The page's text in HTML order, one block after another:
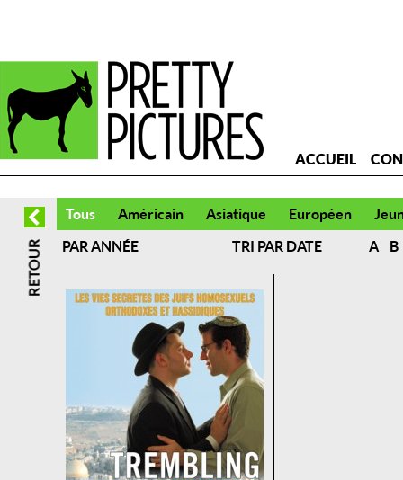
ACCUEIL
Tous Américain Asiatique Européen
PAR ANNÉE
TRI PAR DATE A B